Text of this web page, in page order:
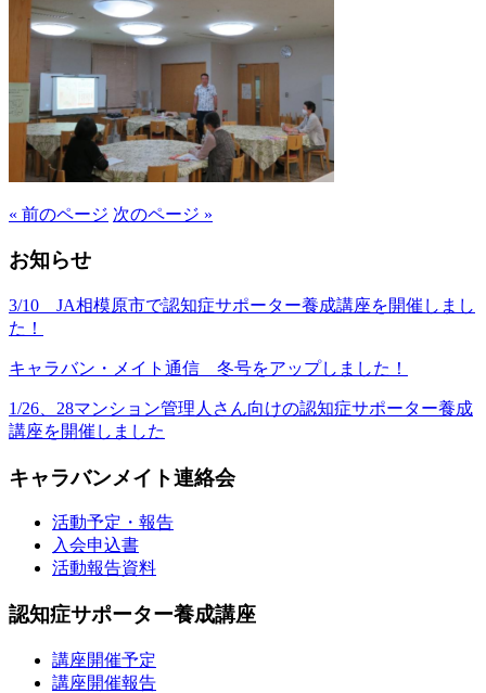
« 前のページ 次のページ »
お知らせ
3/10 JA相模原市で認知症サポーター養成講座を開催しまし
た！
キャラバン・メイト通信 冬号をアップしました！
1/26、28マンション管理人さん向けの認知症サポーター養成
講座を開催しました
キャラバンメイト連絡会
活動予定・報告
入会申込書
活動報告資料
認知症サポーター養成講座
講座開催予定
講座開催報告